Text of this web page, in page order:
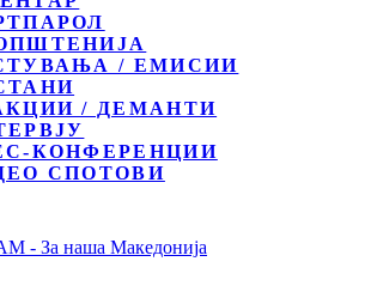
/ ЕМИСИИ
/ ДЕМАНТИ
КОНФЕРЕНЦИИ
СПОТОВИ